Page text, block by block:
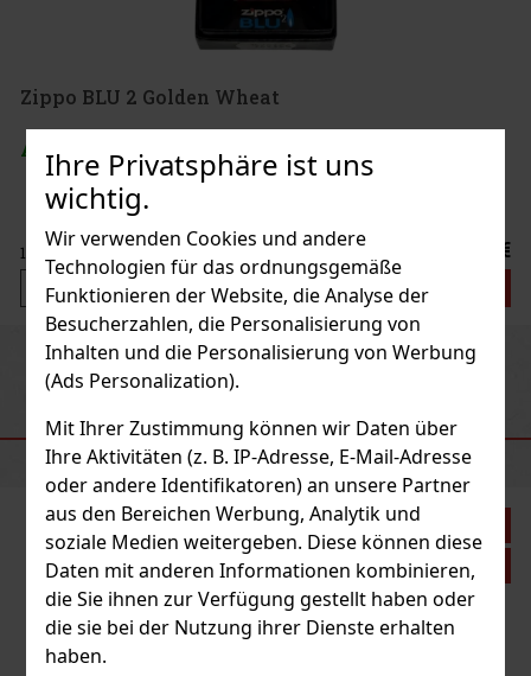
Ihre Privatsphäre ist uns
wichtig.
Wir verwenden Cookies und andere
Technologien für das ordnungsgemäße
Funktionieren der Website, die Analyse der
Besucherzahlen, die Personalisierung von
Inhalten und die Personalisierung von Werbung
(Ads Personalization).
Mit Ihrer Zustimmung können wir Daten über
Ihre Aktivitäten (z. B. IP-Adresse, E-Mail-Adresse
oder andere Identifikatoren) an unsere Partner
aus den Bereichen Werbung, Analytik und
soziale Medien weitergeben. Diese können diese
Daten mit anderen Informationen kombinieren,
die Sie ihnen zur Verfügung gestellt haben oder
die sie bei der Nutzung ihrer Dienste erhalten
haben.
PreviousNext
EMPFOHLENE PRODUKTE